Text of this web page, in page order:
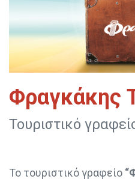
Φραγκάκης
Τουριστικό
Το τουριστικό γραφείο